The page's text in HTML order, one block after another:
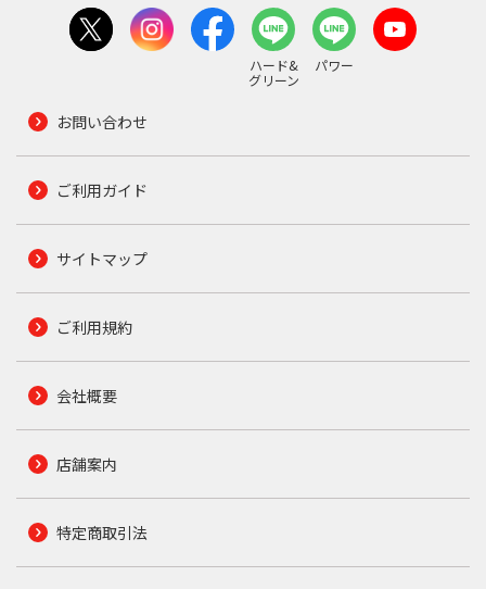
ハード&
グリーン
パワー
お問い合わせ
ご利用ガイド
サイトマップ
ご利用規約
会社概要
店舗案内
特定商取引法